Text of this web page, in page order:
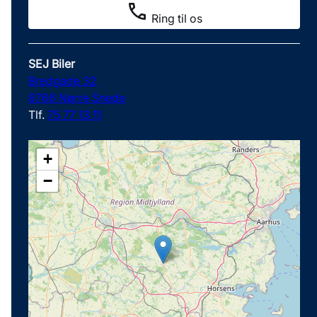
Ring til os
SEJ Biler
Bredgade 32
8766 Nørre Snede
Tlf. 75 77 13 11